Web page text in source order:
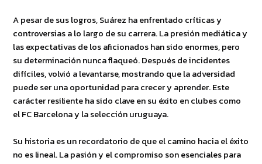
A pesar de sus logros, Suárez ha enfrentado críticas y
controversias a lo largo de su carrera. La presión mediática y
las expectativas de los aficionados han sido enormes, pero
su determinación nunca flaqueó. Después de incidentes
difíciles, volvió a levantarse, mostrando que la adversidad
puede ser una oportunidad para crecer y aprender. Este
carácter resiliente ha sido clave en su éxito en clubes como
el FC Barcelona y la selección uruguaya.
Su historia es un recordatorio de que el camino hacia el éxito
no es lineal. La pasión y el compromiso son esenciales para